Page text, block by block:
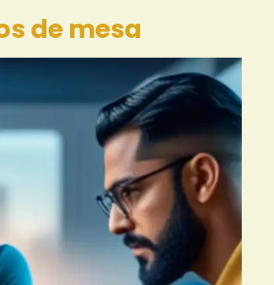
de mesa